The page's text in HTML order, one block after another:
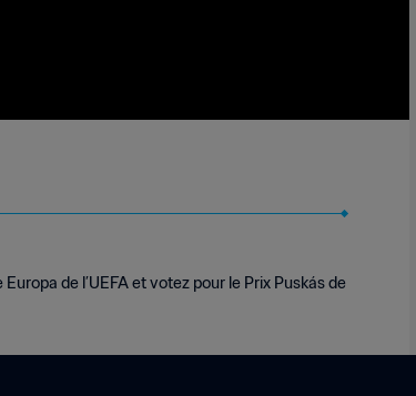
de l’UEFA et votez pour le Prix Puskás de